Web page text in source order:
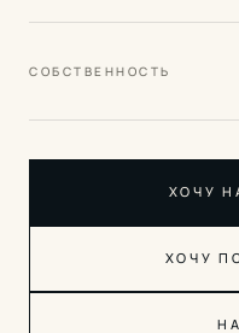
СОБСТВЕННОСТЬ
ХОЧУ
ХОЧУ